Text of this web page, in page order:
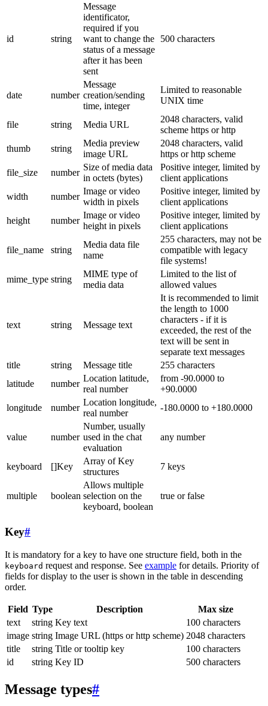
id string
Message
identificator,
required if you
want to change the
status of a message
after it has been
sent
500 characters
date number
Message
creation/sending
time, integer
Limited to reasonable
UNIX time
file string Media URL
2048 characters, valid
scheme https or http
thumb
string
Media preview
image URL
2048 characters, valid
https or http scheme
file_size
number
Size of media data
in octets (bytes)
Positive integer, limited by
client applications
width
number
Image or video
width in pixels
Positive integer, limited by
client applications
height
number
Image or video
height in pixels
Positive integer, limited by
client applications
file_name string
Media data file
name
255 characters, may not be
compatible with legacy
file systems!
mime_type string
MIME type of
media data
Limited to the list of
allowed values
text string Message text
It is recommended to limit
the length to 1000
characters - if it is
exceeded, the rest of the
text will be sent in
separate text messages
title
string Message title
255 characters
latitude
number
Location latitude,
real number
from -90.0000 to
+90.0000
longitude
number
Location longitude,
real number
-180.0000 to +180.0000
value number
Number, usually
used in the chat
evaluation
any number
keyboard []Key
Array of Key
structures
7 keys
multiple boolean
Allows multiple
selection on the
keyboard, boolean
true or false
Key#
It is mandatory for a key to have one structure field, both in the
keyboard request and response. See example for details. Priority of
fields for display to the user is shown in the table in descending
order.
Field Type Description
Max size
text
string Key text
100 characters
image string Image URL (https or http scheme) 2048 characters
title
string Title or tooltip key
100 characters
id
string Key ID 500 characters
Message types#